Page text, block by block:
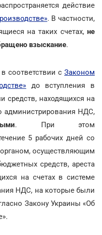
действие
. В частности,
на таких счетах, не
взыскание.
соответствии с Законом
до вступления в
средств, находящихся на
администрирования НДС,
. При этом
5 рабочих дней со
осуществляющим
средств, ареста
на счетах в системе
НДС, на которые были
Закону Украины «Об